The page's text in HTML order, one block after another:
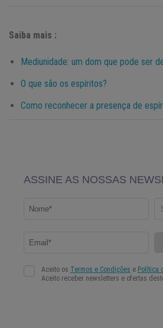
Saiba mais :
Mediunidade: um dom que pode ser
O que são os espíritos?
Como reconhecer a presença de